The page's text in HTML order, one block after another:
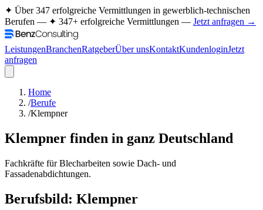
✦ Über 347 erfolgreiche Vermittlungen in gewerblich-technischen
Berufen — ✦ 347+ erfolgreiche Vermittlungen — Jetzt anfragen →
LeistungenBranchenRatgeberÜber unsKontaktKundenloginJetzt
anfragen
Home
/Berufe
/Klempner
Klempner finden in ganz Deutschland
Fachkräfte für Blecharbeiten sowie Dach- und
Fassadenabdichtungen.
Berufsbild: Klempner